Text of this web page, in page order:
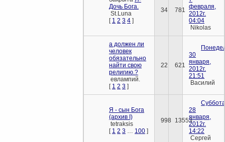
Дочь Бога.
St.Luna
[ 1 2 3 4 ]
34 781
февраля,
2012г.
04:04
Nikolas
а должен ли
человек
обязательно
найти свою
религию.?
евлампий.
[ 1 2 3 ]
22 621
30
января,
2012г.
21:51
Василий
Я - сын Бога
(архив I)
tetraksis
[ 1 2 3 100 ]
998 13553
28
января,
2012г.
14:22
Сергей